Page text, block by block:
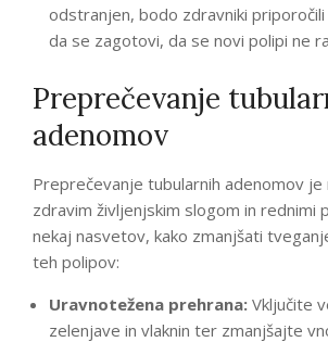
odstranjen, bodo zdravniki
da se zagotovi, da se novi polipi ne
Preprečevanje
adenomov
Preprečevanje tubularnih adenomov je
zdravim življenjskim slogom in rednimi
nekaj nasvetov, kako zmanjšati
teh polipov:
Uravnotežena prehrana: Vključite
zelenjave in vlaknin ter zmanjšajte